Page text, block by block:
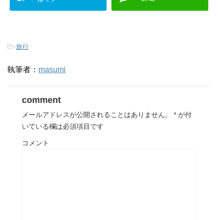
-旅行
執筆者： masumi
comment
メールアドレスが公開されることはありません。 * が付
いている欄は必須項目です
コメント